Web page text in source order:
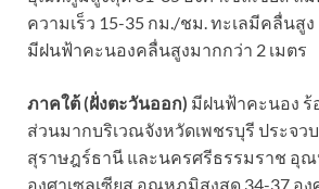
ความเร็ว 15-35 กม./ชม. ทะเลมีคลื่นสูง
มีฝนฟ้าคะนองคลื่นสูงมากกว่า 2 เมตร
ภาคใต้ (ฝั่งตะวันออก) มีฝนฟ้าคะนอง ร้
ส่วนมากบริเวณจังหวัดเพชรบุรี ประจ
สุราษฎร์ธานี และนครศรีธรรมราช อุ
องศาเซลเซียส อุณหภูมิสูงสุด 34-37 อง